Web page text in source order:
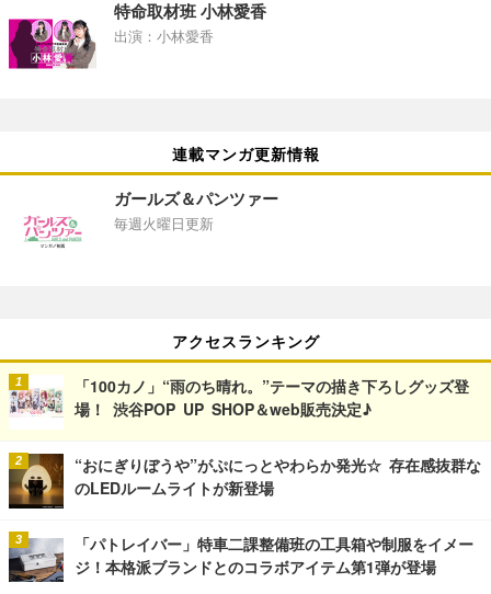
特命取材班 小林愛香
出演：小林愛香
連載マンガ更新情報
ガールズ＆パンツァー
毎週火曜日更新
アクセスランキング
「100カノ」“雨のち晴れ。”テーマの描き下ろしグッズ登
場！ 渋谷POP UP SHOP＆web販売決定♪
“おにぎりぼうや”がぷにっとやわらか発光☆ 存在感抜群な
のLEDルームライトが新登場
「パトレイバー」特車二課整備班の工具箱や制服をイメー
ジ！本格派ブランドとのコラボアイテム第1弾が登場